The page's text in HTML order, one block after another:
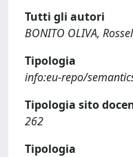
Tutti gli autori
BONITO OLIVA,
Tipologia
info:eu-repo/
Tipologia sito
262
Tipologia